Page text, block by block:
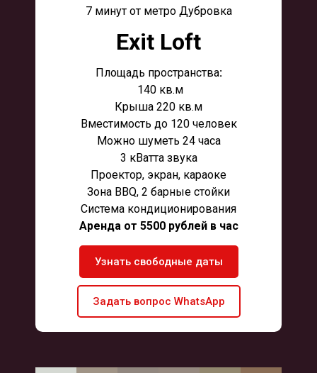
7 минут от метро Дубровка
Exit Loft
Площадь пространства:
140 кв.м
Крыша 220 кв.м
Вместимость до 120 человек
Можно шуметь 24 часа
3 кВатта звука
Проектор, экран, караоке
Зона BBQ, 2 барные стойки
Система кондиционирования
Аренда от 5500 рублей в час
Узнать свободные даты
Задать вопрос WhatsApp